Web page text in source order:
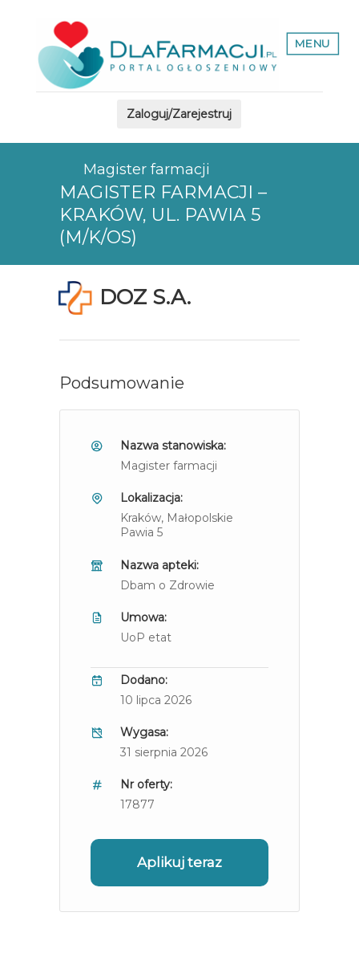
MENU
Zaloguj/Zarejestruj
Magister farmacji
MAGISTER FARMACJI –
KRAKÓW, UL. PAWIA 5
(M/K/OS)
DOZ S.A.
Podsumowanie
Nazwa stanowiska:
Magister farmacji
Lokalizacja:
Kraków, Małopolskie
Pawia 5
Nazwa apteki:
Dbam o Zdrowie
Umowa:
UoP etat
Dodano:
10 lipca 2026
Wygasa:
31 sierpnia 2026
Nr oferty:
17877
Aplikuj teraz